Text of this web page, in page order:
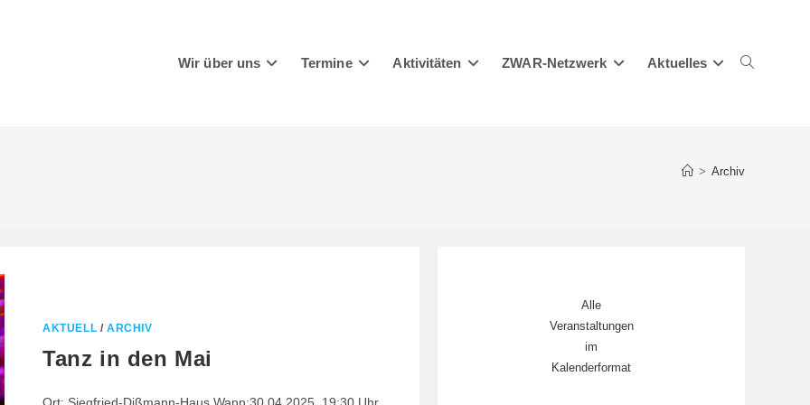
Wir über uns Termine Aktivitäten ZWAR-Netzwerk Aktuelles Website-
> Archiv
AKTUELL /ARCHIV
Tanz in den Mai
Ort: Siegfried-Dißmann-Haus Wann:30.04.2025, 19:30 Uhr
Alle
Veranstaltungen
im
Kalenderformat